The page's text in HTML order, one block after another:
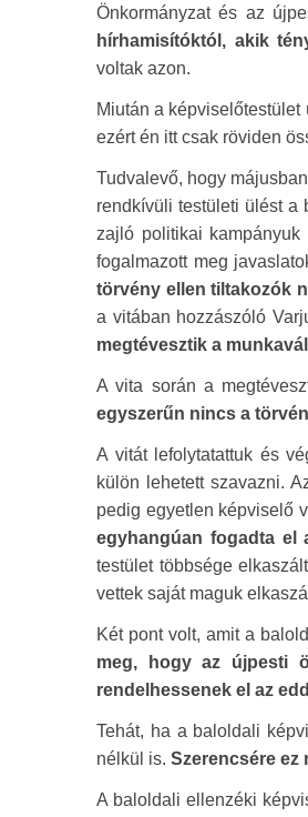
Önkormányzat és az
hírhamisítóktól, akik
voltak azon.
Miután a
ezért én itt csak röviden
Tudvalevő, hogy
rendkívüli testületi ülést a
zajló politikai kampányuk
fogalmazott meg
törvény ellen tiltakozók
a vitában hozzászóló
megtévesztik a
A vita során a
egyszerűn nincs a
A vitát lefolytatattuk és
külön lehetett szavazni.
pedig egyetlen képviselő
egyhangúan fogadta el
testület többsége
vettek saját maguk
Két pont volt, amit a
meg, hogy az újpesti
rendelhessenek el az
Tehát, ha a baloldali
nélkül is. Szerencsére ez
A baloldali ellenzéki